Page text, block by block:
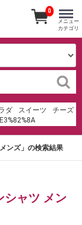
ダ スイーツ
チーズ
キ
t%C3%ADn
0
メニュー
カテゴリ
ンズ」の検索結果
シャツ メン